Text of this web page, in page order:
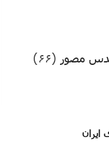
مصور (۶۶)
ایران